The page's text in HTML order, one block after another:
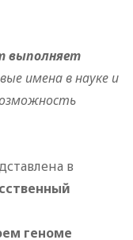
выполняет
имена в науке и
в
геноме